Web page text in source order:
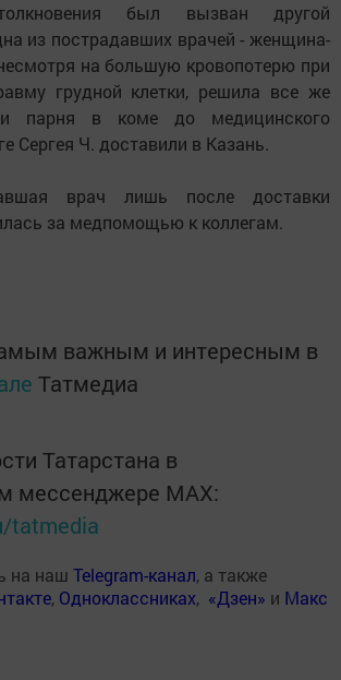
был вызван другой
из пострадавших врачей - женщина-
на большую кровопотерю при
грудной клетки, решила все же
парня в коме до медицинского
Сергея Ч. доставили в Казань.
врач лишь после доставки
за медпомощью к коллегам.
важным и интересным в
Татмедиа
Татарстана в
мессенджере MАХ:
tatmedia
на наш Telegram-канал, а также
, Одноклассниках, «Дзен» и Макс